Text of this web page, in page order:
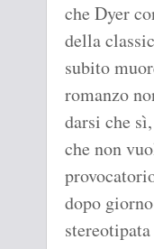
che Dyer
della
subito
romanzo
darsi che
che non
dopo